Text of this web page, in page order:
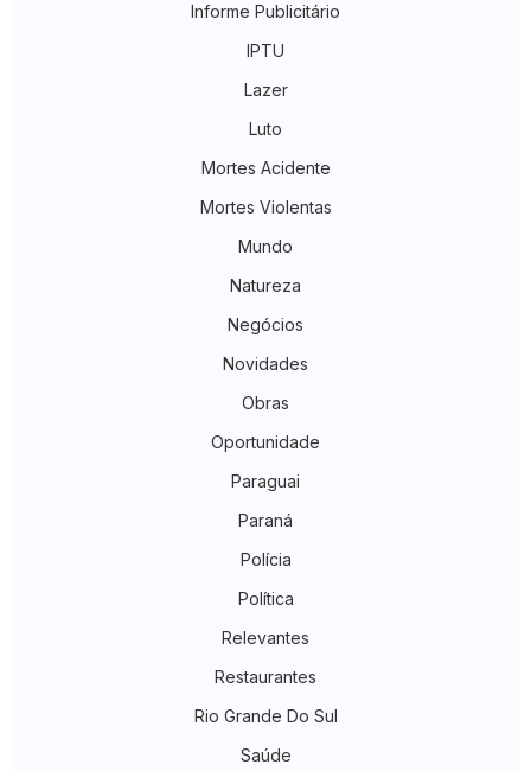
Informe Publicitário
IPTU
Lazer
Luto
Mortes Acidente
Mortes Violentas
Mundo
Natureza
Negócios
Novidades
Obras
Oportunidade
Paraguai
Paraná
Polícia
Política
Relevantes
Restaurantes
Rio Grande Do Sul
Saúde